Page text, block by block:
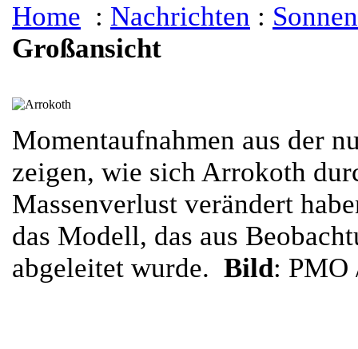
Home : Nachrichten :
Großansicht
Momentaufnahmen aus der
zeigen, wie sich Arrokoth
Massenverlust verändert
das Modell, das aus
abgeleitet wurde. Bild: PMO